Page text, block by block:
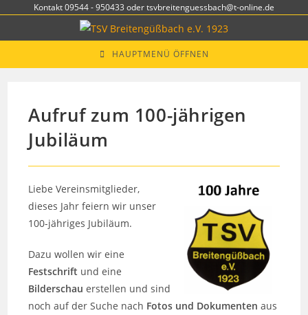
springen
Kontakt 09544 - 950433 oder tsvbreitenguessbach@t-online.de
HAUPTMENÜ ÖFFNEN
Aufruf zum 100-jährigen
Jubiläum
Liebe Vereinsmitglieder,
dieses Jahr feiern wir unser
100-jähriges Jubiläum.
Dazu wollen wir eine
Festschrift und eine
Bilderschauerstellen und sind
noch auf der Suche nach Fotos und Dokumenten aus